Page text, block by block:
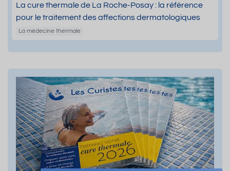
La cure thermale de La Roche-Posay : la référence
pour le traitement des affections dermatologiques
La médecine thermale